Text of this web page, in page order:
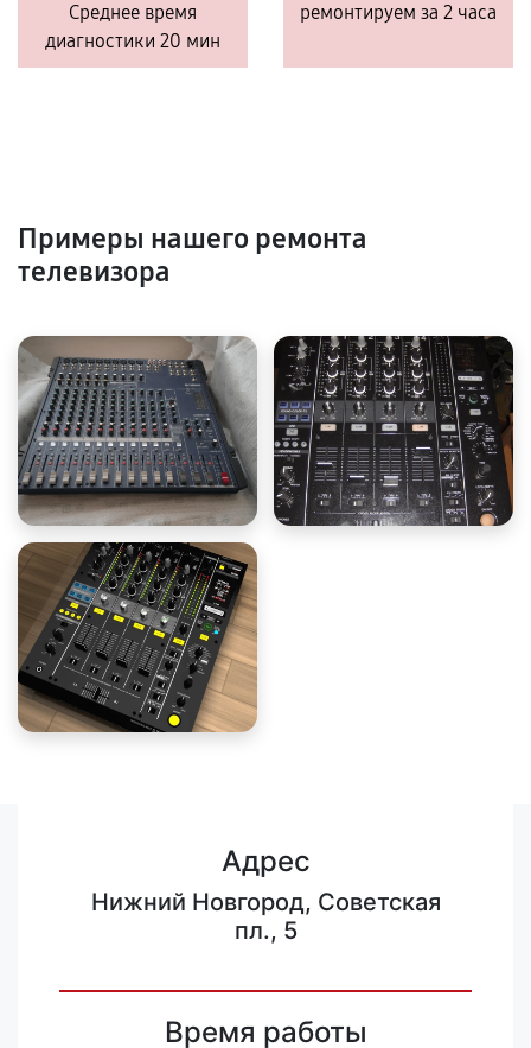
Среднее время
диагностики 20 мин
ремонтируем за 2 часа
Примеры нашего ремонта
телевизора
Адрес
Нижний Новгород, Советская
пл., 5
Время работы